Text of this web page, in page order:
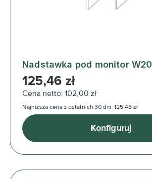
Nadstawka pod monitor W20
Cena regularna:
125,46 zł
Cena netto: 102,00 zł
Najniższa cena z ostatnich 30 dni: 125,46 zł
Konfiguruj